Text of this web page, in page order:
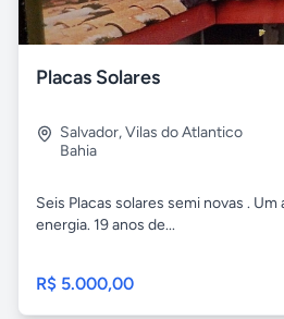
Placas Solares
Salvador,Vilas do Atlantico
Bahia
Seis Placas solares semi novas .
energia. 19 anos de...
R$ 5.000,00